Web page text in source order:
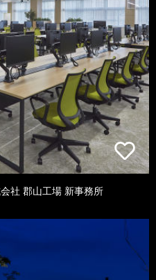
社 郡山工場 新事務所